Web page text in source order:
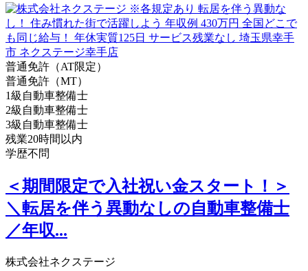
普通免許（AT限定）
普通免許（MT）
1級自動車整備士
2級自動車整備士
3級自動車整備士
残業20時間以内
学歴不問
＜期間限定で入社祝い金スタート！＞
＼転居を伴う異動なしの自動車整備士
／年収...
株式会社ネクステージ